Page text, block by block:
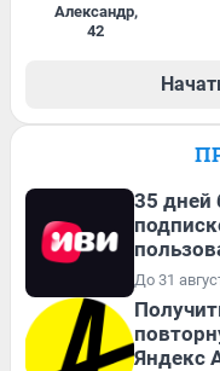
Александр,
42
35 дней
До 31
Яндекс